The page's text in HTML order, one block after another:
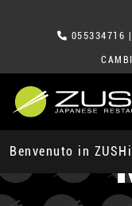
055334716
Benvenuto in